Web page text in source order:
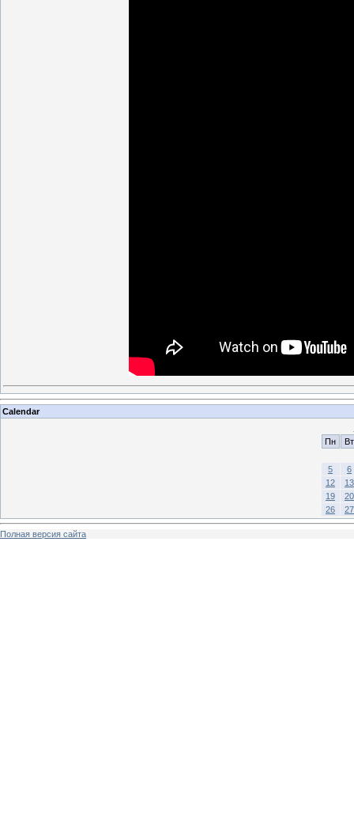
Calendar
Пн
Вт
5
6
12
13
19
20
26
27
Полная версия сайта